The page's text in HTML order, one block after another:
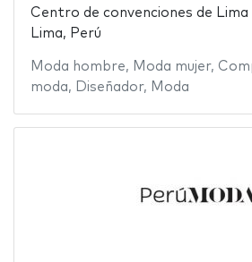
Centro de convenciones de Lima
Lima, Perú
Moda hombre, Moda mujer,
moda, Diseñador, Moda